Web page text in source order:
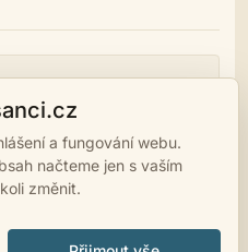
NÁSLEDUJÍCÍ DÍLO →
Sebraná haiku část 2.
a fungování webu.
načteme jen s vaším
změnit.